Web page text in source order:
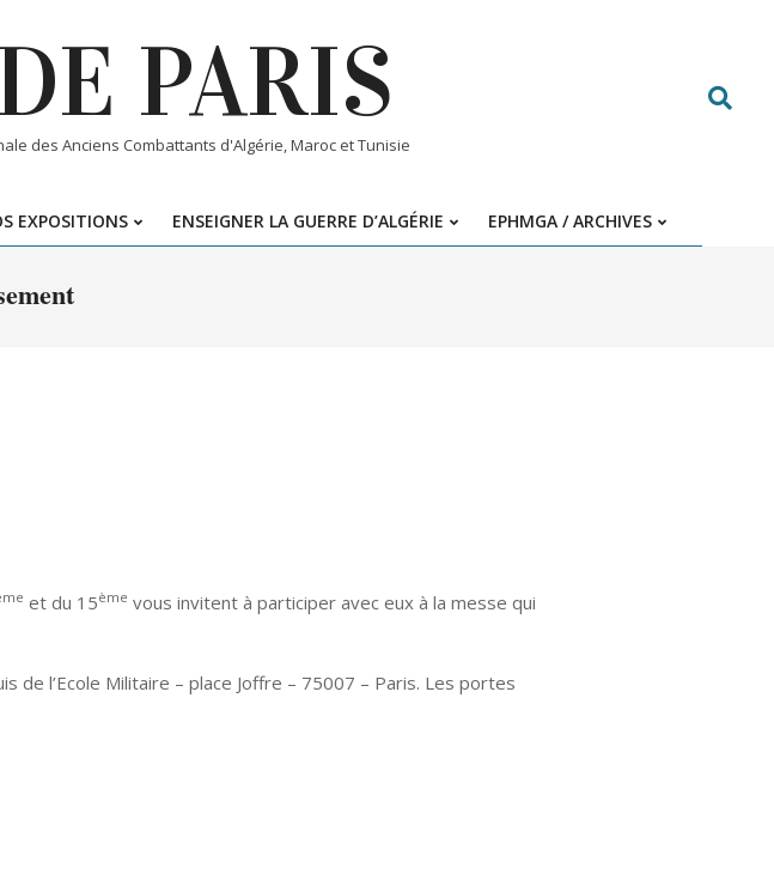
PARIS
des Anciens Combattants d'Algérie, Maroc et Tunisie
Search
EXPOSITIONS ENSEIGNER LA GUERRE D’ALGÉRIE EPHMGA / ARCHIVES
et du 15ème vous invitent à participer avec eux à la messe qui
de l’Ecole Militaire – place Joffre – 75007 – Paris. Les portes